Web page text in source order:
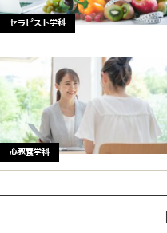
セラピスト学科
心教養学科